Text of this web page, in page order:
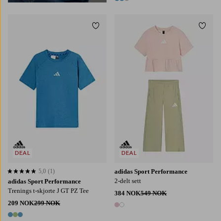
3 farger
adidas Sport Performance
Trenings t-skjorte J GT PZ Tee
209 NOK299 NOK
3 farger
5,0 basert på 1 karaktergivninger
5,0 (1)
DEAL
Legg til favoritter
adidas Sport Performance
2-delt sett
384 NOK549 NOK
2 farger
DEAL